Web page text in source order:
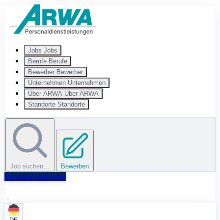
Zum Hauptinhalt springen
Jobs Jobs
Berufe Berufe
Bewerber Bewerber
Unternehmen Unternehmen
Über ARWA Über ARWA
Standorte Standorte
Job suchen… Bewerben
Personal anfragen